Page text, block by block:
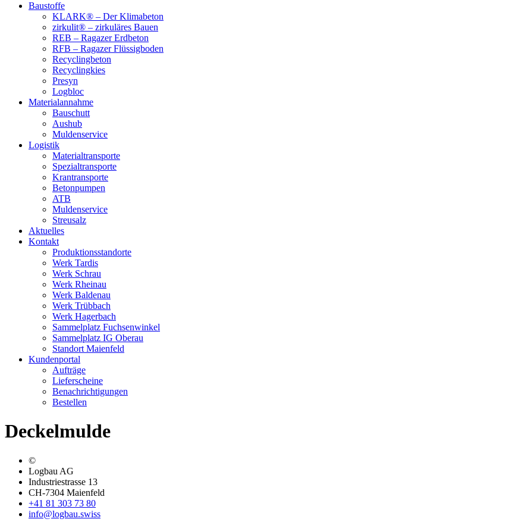
Baustoffe
KLARK® – Der Klimabeton
zirkulit® – zirkuläres Bauen
REB – Ragazer Erdbeton
RFB – Ragazer Flüssigboden
Recyclingbeton
Recyclingkies
Presyn
Logbloc
Materialannahme
Bauschutt
Aushub
Muldenservice
Logistik
Materialtransporte
Spezialtransporte
Krantransporte
Betonpumpen
ATB
Muldenservice
Streusalz
Aktuelles
Kontakt
Produktionsstandorte
Werk Tardis
Werk Schrau
Werk Rheinau
Werk Baldenau
Werk Trübbach
Werk Hagerbach
Sammelplatz Fuchsenwinkel
Sammelplatz IG Oberau
Standort Maienfeld
Kundenportal
Aufträge
Lieferscheine
Benachrichtigungen
Bestellen
Deckelmulde
©
Logbau AG
Industriestrasse 13
CH-7304 Maienfeld
+41 81 303 73 80
info@logbau.swiss